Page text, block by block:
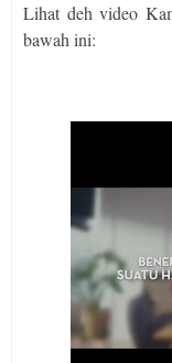
Lihat deh video
bawah ini: